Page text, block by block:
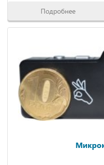
Подробнее